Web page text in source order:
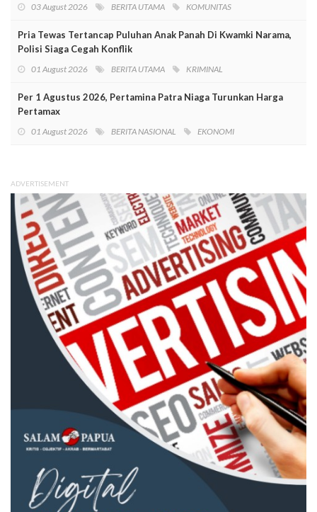
03 August 2026 BERITA UTAMA KOMUNITAS
Pria Tewas Tertancap Puluhan Anak Panah Di Kwamki Narama,
Polisi Siaga Cegah Konflik
01 August 2026 BERITA UTAMA KRIMINAL
Per 1 Agustus 2026, Pertamina Patra Niaga Turunkan Harga
Pertamax
01 August 2026 BERITA NASIONAL EKONOMI
ADVERTISEMENT